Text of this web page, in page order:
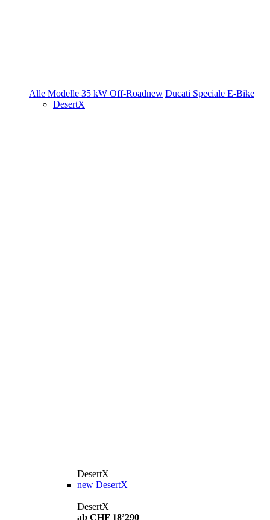
Alle Modelle 35 kW Off-Roadnew Ducati Speciale E-Bike
DesertX
DesertX
new DesertX
DesertX
ab CHF 18’290